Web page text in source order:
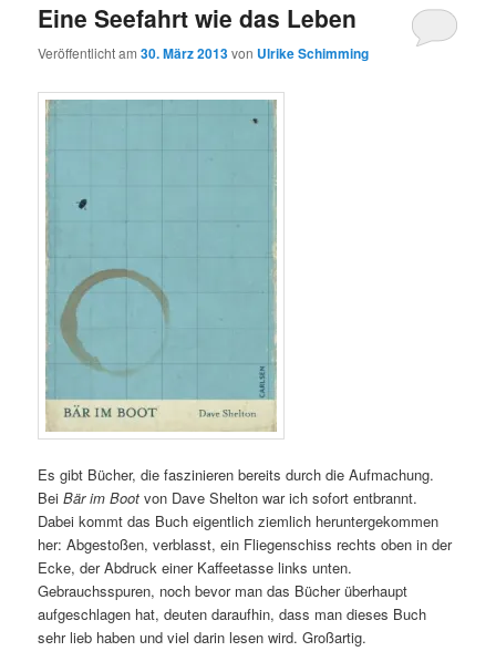
Eine Seefahrt wie das Leben
Veröffentlicht am30. März 2013von Ulrike Schimming
Es gibt Bücher, die faszinieren bereits durch die Aufmachung.
BeiBär im Boot von Dave Shelton war ich sofort entbrannt.
Dabei kommt das Buch eigentlich ziemlich heruntergekommen
her: Abgestoßen, verblasst, ein Fliegenschiss rechts oben in der
Ecke, der Abdruck einer Kaffeetasse links unten.
Gebrauchsspuren, noch bevor man das Bücher überhaupt
aufgeschlagen hat, deuten daraufhin, dass man dieses Buch
sehr lieb haben und viel darin lesen wird. Großartig.